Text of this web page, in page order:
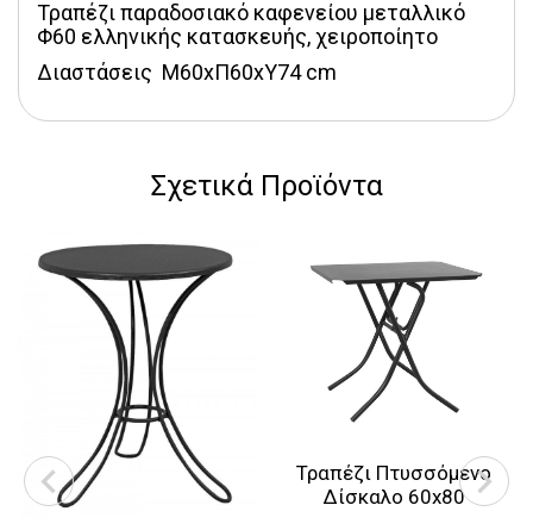
Τραπέζι παραδοσιακό καφενείου μεταλλικό
Φ60 ελληνικής κατασκευής, χειροποίητο
Διαστάσεις  Μ60xΠ60xΥ74 cm
Σχετικά Προϊόντα
Τραπέζι Πτυσσόμενο
Δίσκαλο 60x80